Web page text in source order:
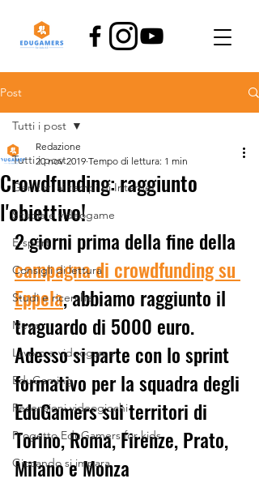
Post
Tutti i post
Genitori ai tempi di Internet
Scuola e videogame
E-sport
Consigli di lettura
Studi e ricerche
News
Lavoro e videogame
EduGaming
Recensioni videogiochi
Progetto EduGamers for kids
Giocando si impara
Tutti i post
Crowdfunding: raggiunto
l'obiettivo!
Redazione
20 nov 2019 Tempo di lettura: 1 min
2 giorni prima della fine della
campagna di crowdfunding su
Eppela, abbiamo raggiunto il
traguardo di 5000 euro.
Adesso si parte con lo sprint
formativo per la squadra degli
EduGamers sui territori di
Torino, Roma, Firenze, Prato,
Milano e Monza